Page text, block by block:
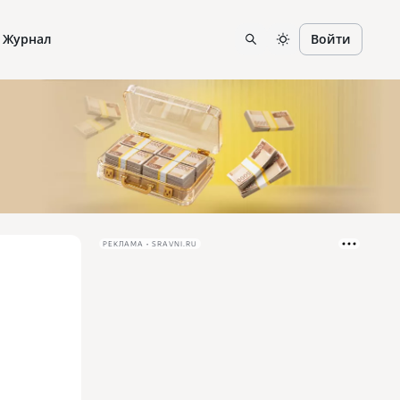
Журнал Войти
РЕКЛАМА • SRAVNI.RU